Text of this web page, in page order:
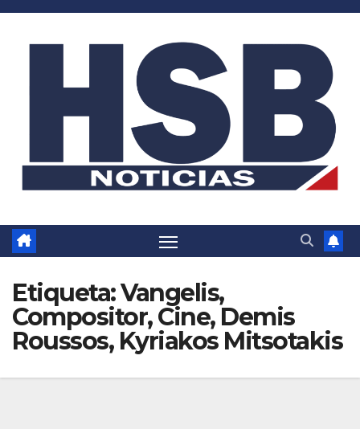
Saltar
Etiqueta:Vangelis,
Compositor, Cine, Demis
Roussos, Kyriakos Mitsotakis